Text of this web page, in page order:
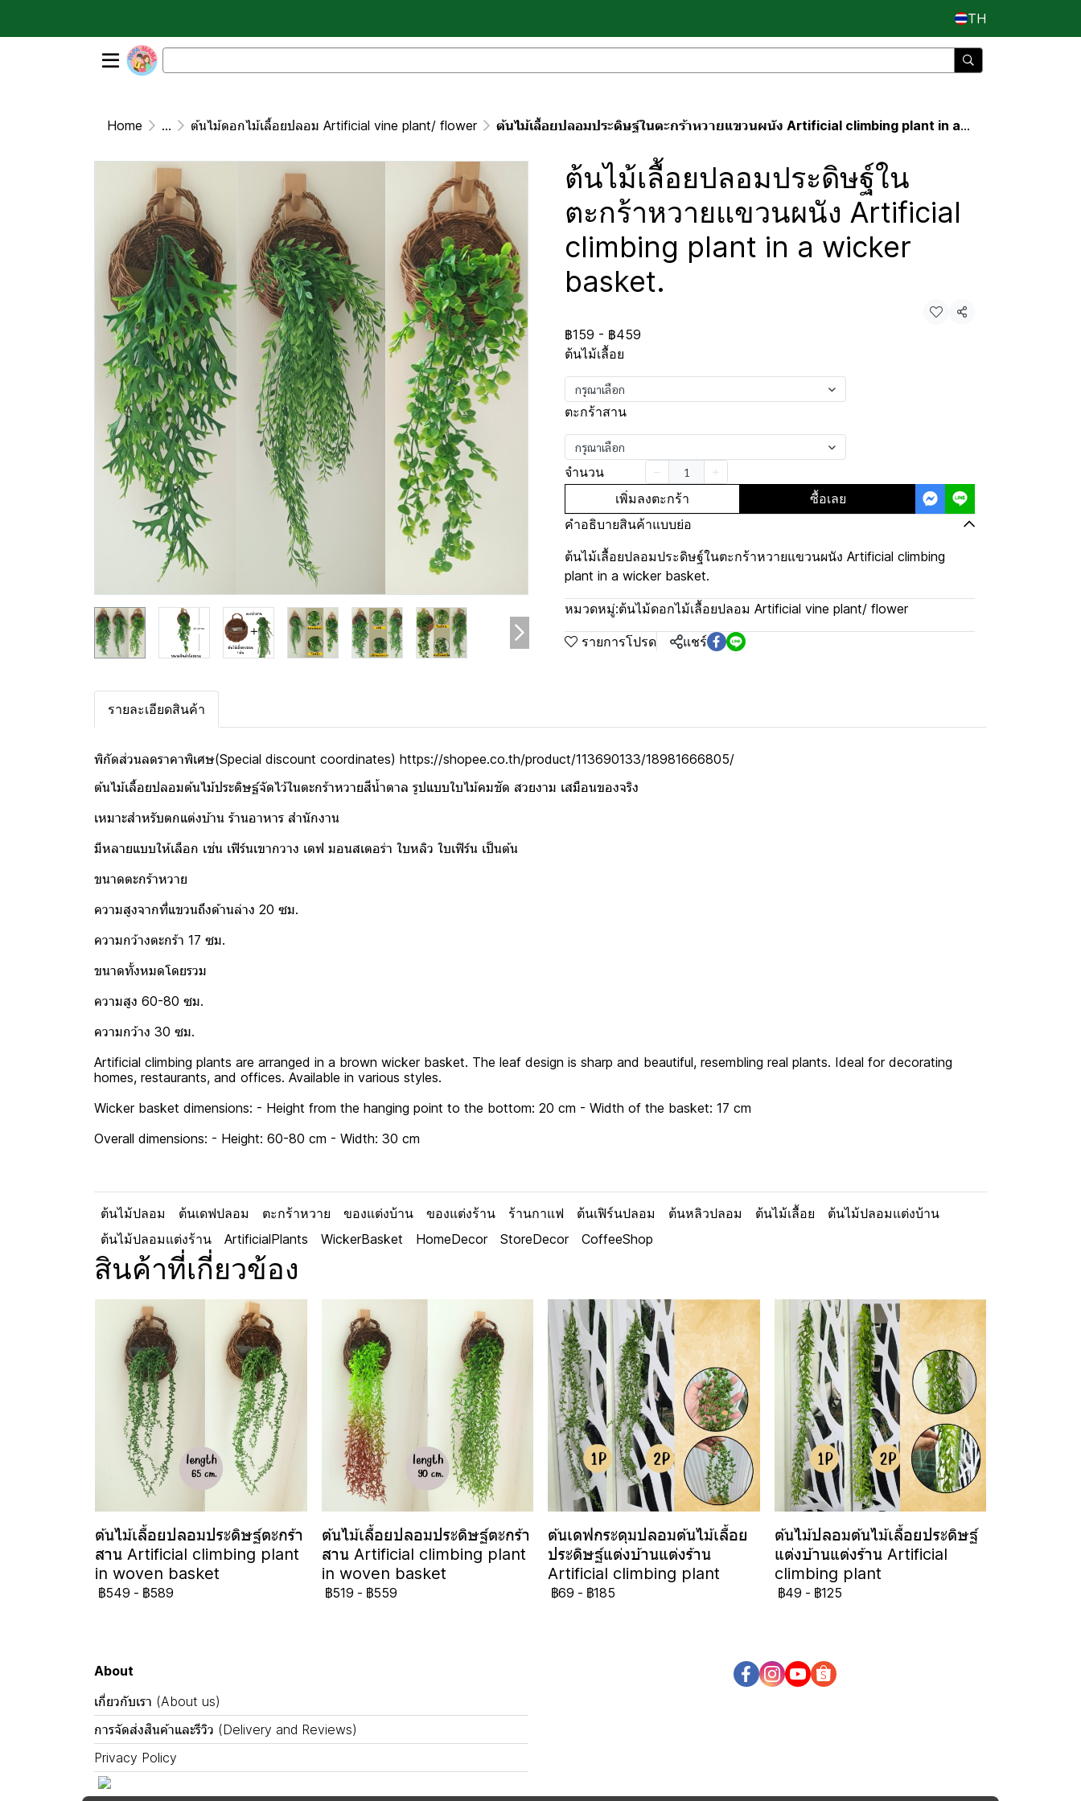
TH
Home ... ต้นไม้ดอกไม้เลื้อยปลอม Artificial vine plant/ flower ต้นไม้เลื้อยปลอมประดิษฐ์ในตะกร้าหวายแขวนผนัง Artificial climbing plant in a wicker basket.
ต้นไม้เลื้อยปลอมประดิษฐ์ใน
ตะกร้าหวายแขวนผนัง Artificial
climbing plant in a wicker
basket.
แชร์
฿159 - ฿459
ต้นไม้เลื้อย
กรุณาเลือก
ตะกร้าสาน
กรุณาเลือก
จำนวน
เพิ่มลงตะกร้า
ซื้อเลย
คำอธิบายสินค้าแบบย่อ
ต้นไม้เลื้อยปลอมประดิษฐ์ในตะกร้าหวายแขวนผนัง Artificial climbing
plant in a wicker basket.
หมวดหมู่:ต้นไม้ดอกไม้เลื้อยปลอม Artificial vine plant/ flower
รายการโปรด แชร์
รายละเอียดสินค้า
พิกัดส่วนลดราคาพิเศษ(Special discount coordinates) https://shopee.co.th/product/113690133/18981666805/
ต้นไม้เลื้อยปลอมต้นไม้ประดิษฐ์จัดไว้ในตะกร้าหวายสีน้ำตาล รูปแบบใบไม้คมชัด สวยงาม เสมือนของจริง
เหมาะสำหรับตกแต่งบ้าน ร้านอาหาร สำนักงาน
มีหลายแบบให้เลือก เช่น เฟิร์นเขากวาง เดฟ มอนสเตอร่า ใบหลิว ใบเฟิร์น เป็นต้น
ขนาดตะกร้าหวาย
ความสูงจากที่แขวนถึงด้านล่าง 20 ซม.
ความกว้างตะกร้า 17 ซม.
ขนาดทั้งหมดโดยรวม
ความสูง 60-80 ซม.
ความกว้าง 30 ซม.
Artificial climbing plants are arranged in a brown wicker basket. The leaf design is sharp and beautiful, resembling real plants. Ideal for decorating
homes, restaurants, and offices. Available in various styles.
Wicker basket dimensions: - Height from the hanging point to the bottom: 20 cm - Width of the basket: 17 cm
Overall dimensions: - Height: 60-80 cm - Width: 30 cm
ต้นไม้ปลอม ต้นเดฟปลอม ตะกร้าหวาย ของแต่งบ้าน ของแต่งร้าน ร้านกาแฟ ต้นเฟิร์นปลอม ต้นหลิวปลอม ต้นไม้เลื้อย
ต้นไม้ปลอมแต่งบ้าน
ต้นไม้ปลอมแต่งร้าน
ArtificialPlants WickerBasket HomeDecor StoreDecor CoffeeShop
สินค้าที่เกี่ยวข้อง
ต้นไม้เลื้อยปลอมประดิษฐ์ตะกร้า
สาน Artificial climbing plant
in woven basket
฿549 - ฿589
ต้นไม้เลื้อยปลอมประดิษฐ์ตะกร้า
สาน Artificial climbing plant
in woven basket
฿519 - ฿559
ต้นเดฟกระดุมปลอมต้นไม้เลื้อย
ประดิษฐ์แต่งบ้านแต่งร้าน
Artificial climbing plant
฿69 - ฿185
ต้นไม้ปลอมต้นไม้เลื้อยประดิษฐ์
แต่งบ้านแต่งร้าน Artificial
climbing plant
฿49 - ฿125
About
เกี่ยวกับเรา (About us)
การจัดส่งสินค้าและรีวิว (Delivery and Reviews)
Privacy Policy